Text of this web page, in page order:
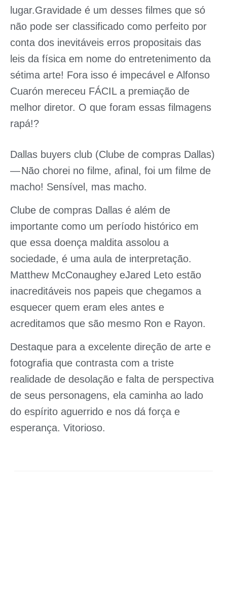
lugar.Gravidade é um desses filmes que só
não pode ser classificado como perfeito por
conta dos inevitáveis erros propositais das
leis da física em nome do entretenimento da
sétima arte! Fora isso é impecável e Alfonso
Cuarón mereceu FÁCIL a premiação de
melhor diretor. O que foram essas filmagens
rapá!?
Dallas buyers club (Clube de compras Dallas)
— Não chorei no filme, afinal, foi um filme de
macho! Sensível, mas macho.
Clube de compras Dallas é além de
importante como um período histórico em
que essa doença maldita assolou a
sociedade, é uma aula de interpretação.
Matthew McConaughey eJared Leto estão
inacreditáveis nos papeis que chegamos a
esquecer quem eram eles antes e
acreditamos que são mesmo Ron e Rayon.
Destaque para a excelente direção de arte e
fotografia que contrasta com a triste
realidade de desolação e falta de perspectiva
de seus personagens, ela caminha ao lado
do espírito aguerrido e nos dá força e
esperança. Vitorioso.